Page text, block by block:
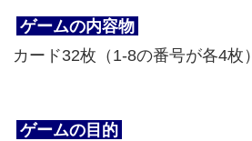
ゲームの内容物
カード32枚（1-8の番号が各4枚）
ゲームの目的